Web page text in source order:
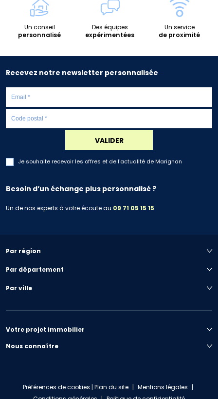
Un conseil
personnalisé
Des équipes
expérimentées
Un service
de proximité
Recevez notre newsletter personnalisée
VALIDER
Je souhaite recevoir les offres et de l'actualité de Marignan
Besoin d’un échange plus personnalisé ?
Un de nos experts à votre écoute au 09 71 05 15 15
Par région
Par département
Par ville
Votre projet immobilier
Nous connaître
Préférences de cookies | Plan du site | Mentions légales |